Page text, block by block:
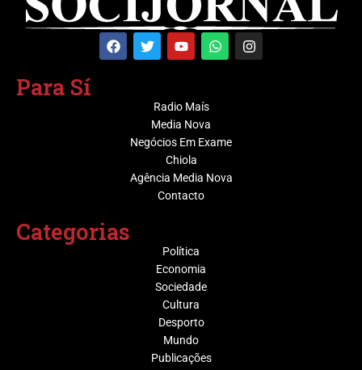
Para Sí
Radio Maís
Media Nova
Negócios Em Exame
Chiola
Agência Media Nova
Contacto
Categorias
Política
Economia
Sociedade
Cultura
Desporto
Mundo
Publicações